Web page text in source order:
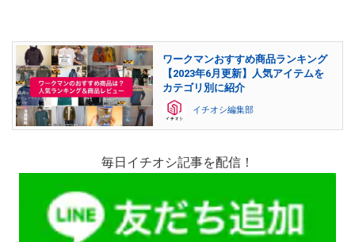
ワークマンおすすめ商品ランキング
【2023年6月更新】人気アイテムを
カテゴリ別に紹介
イチオシ編集部
毎日イチオシ記事を配信！